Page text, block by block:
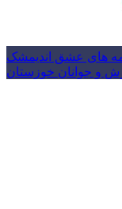
های عشق اندیمشک
و جوانان خوزستان